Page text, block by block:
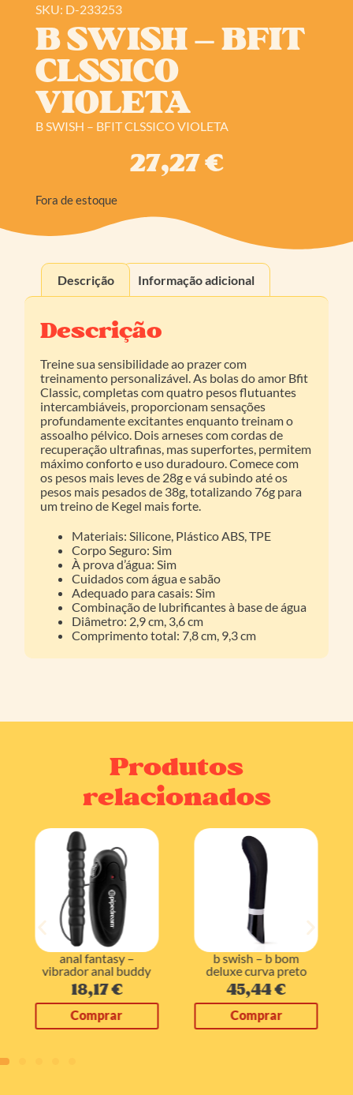
SKU: D-233253
B SWISH – BFIT
CLSSICO
VIOLETA
B SWISH – BFIT CLSSICO VIOLETA
27,27€
Fora de estoque
Descrição Informação adicional
Descrição
Treine sua sensibilidade ao prazer com
treinamento personalizável. As bolas do amor Bfit
Classic, completas com quatro pesos flutuantes
intercambiáveis, proporcionam sensações
profundamente excitantes enquanto treinam o
assoalho pélvico. Dois arneses com cordas de
recuperação ultrafinas, mas superfortes, permitem
máximo conforto e uso duradouro. Comece com
os pesos mais leves de 28g e vá subindo até os
pesos mais pesados de 38g, totalizando 76g para
um treino de Kegel mais forte.
Materiais: Silicone, Plástico ABS, TPE
Corpo Seguro: Sim
À prova d’água: Sim
Cuidados com água e sabão
Adequado para casais: Sim
Combinação de lubrificantes à base de água
Diâmetro: 2,9 cm, 3,6 cm
Comprimento total: 7,8 cm, 9,3 cm
Produtos
relacionados
anal fantasy –
vibrador anal buddy
18,17€
Comprar
b swish – b bom
deluxe curva preto
45,44€
Comprar